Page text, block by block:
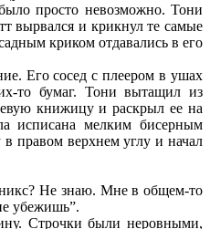
просто невозможно. Тони
вырвался и крикнул те самые
криком отдавались в его
Его сосед с плеером в ушах
то бумаг. Тони вытащил из
книжицу и раскрыл ее на
исписана мелким бисерным
правом верхнем углу и начал
Не знаю. Мне в общем-то
убежишь”.
Строчки были неровными,